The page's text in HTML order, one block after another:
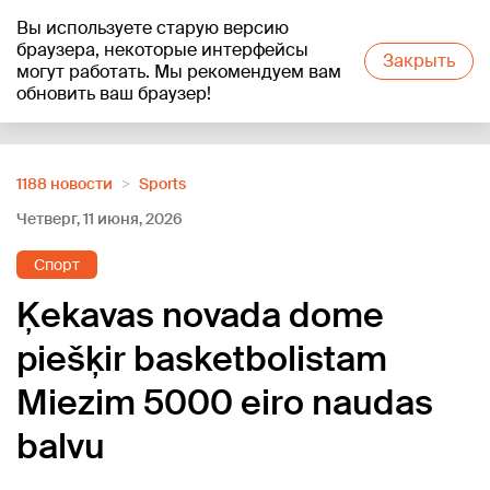
Вы используете старую версию
браузера, некоторые интерфейсы
могут работать. Мы рекомендуем вам
обновить ваш браузер!
Закрыть
+22°C
1188 новости
Sports
Четверг, 11 июня, 2026
Спорт
Ķekavas novada dome
piešķir basketbolistam
Miezim 5000 eiro naudas
balvu